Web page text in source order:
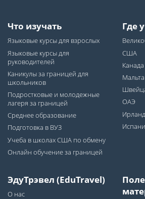
Что изучать
Языковые курсы для взрослых
Языковые курсы для
руководителей
Каникулы за границей для
школьников
Подростковые и молодежные
лагеря за границей
Среднее образование
Подготовка в ВУЗ
Учеба в школах США по обмену
Онлайн обучение за границей
Где
США
Канада
Мальта
ОАЭ
ЭдуТрэвел (EduTravel)
О нас